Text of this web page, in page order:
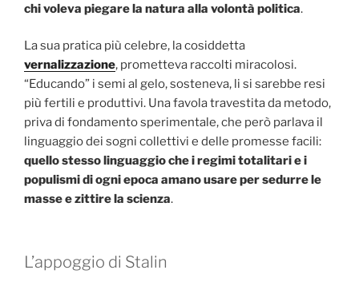
chi voleva piegare la natura alla volontà politica.
La sua pratica più celebre, la cosiddetta
vernalizzazione, prometteva raccolti miracolosi.
“Educando” i semi al gelo, sosteneva, li si sarebbe resi
più fertili e produttivi. Una favola travestita da metodo,
priva di fondamento sperimentale, che però parlava il
linguaggio dei sogni collettivi e delle promesse facili:
quello stesso linguaggio che i regimi totalitari e i
populismi di ogni epoca amano usare per sedurre le
masse e zittire la scienza.
L’appoggio di Stalin